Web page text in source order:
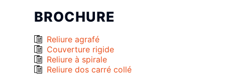
BROCHURE
Reliure agrafé
Couverture rigide
Reliure à spirale
Reliure dos carré collé